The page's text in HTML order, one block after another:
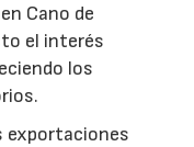
Cano de
el interés
los
exportaciones